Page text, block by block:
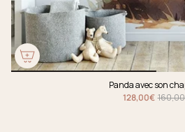
Panda avec son
128,00€